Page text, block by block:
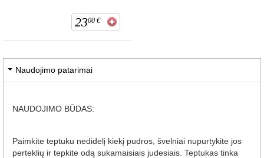
2300 €
Naudojimo patarimai
NAUDOJIMO BŪDAS:
Paimkite teptuku nedidelį kiekį pudros, švelniai nupurtykite jos
perteklių ir tepkite odą sukamaisiais judesiais. Teptukas tinka